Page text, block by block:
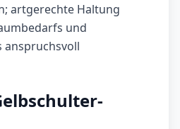
artgerechte Haltung
und
anspruchsvoll